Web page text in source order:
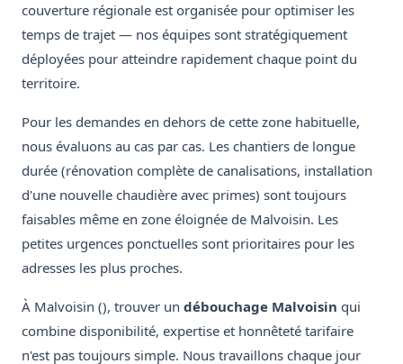
couverture régionale est organisée pour optimiser les
temps de trajet — nos équipes sont stratégiquement
déployées pour atteindre rapidement chaque point du
territoire.
Pour les demandes en dehors de cette zone habituelle,
nous évaluons au cas par cas. Les chantiers de longue
durée (rénovation complète de canalisations, installation
d'une nouvelle chaudière avec primes) sont toujours
faisables même en zone éloignée de Malvoisin. Les
petites urgences ponctuelles sont prioritaires pour les
adresses les plus proches.
À Malvoisin (), trouver un débouchage Malvoisin qui
combine disponibilité, expertise et honnêteté tarifaire
n'est pas toujours simple. Nous travaillons chaque jour